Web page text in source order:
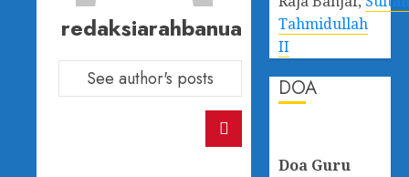
redaksiarahbanua
See author's posts
Tahmidullah
II
DOA
Doa Guru